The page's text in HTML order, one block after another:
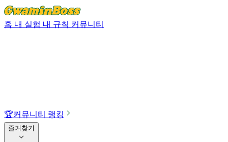
홈 내 실험 내 규칙 커뮤니티
🏆커뮤니티 랭킹
즐겨찾기